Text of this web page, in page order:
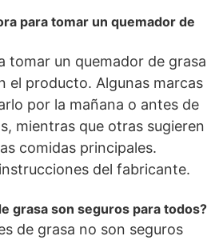
para tomar un quemador de
tomar un quemador de grasa
el producto. Algunas marcas
por la mañana o antes de
mientras que otras sugieren
comidas principales.
del fabricante.
grasa son seguros para todos?
de grasa no son seguros